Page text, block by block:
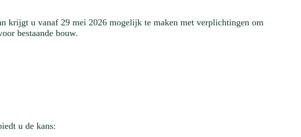
krijgt u vanaf 29 mei 2026 mogelijk te maken met verplichtingen om
bestaande bouw.
u de kans: